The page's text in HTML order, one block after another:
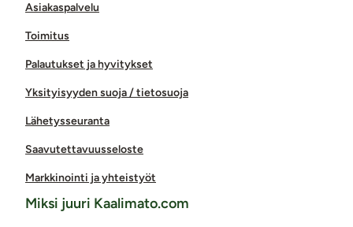
Asiakaspalvelu
Toimitus
Palautukset ja hyvitykset
Yksityisyyden suoja / tietosuoja
Lähetysseuranta
Saavutettavuusseloste
Markkinointi ja yhteistyöt
Miksi juuri Kaalimato.com